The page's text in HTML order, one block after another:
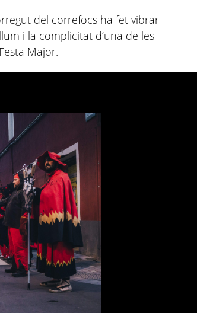
del correfocs ha fet vibrar
i la complicitat d’una de les
Major.